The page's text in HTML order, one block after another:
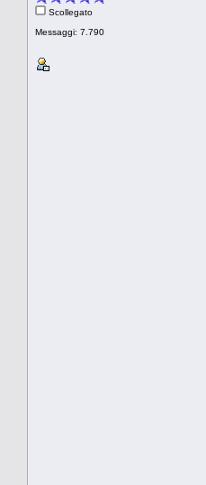
Scollegato
Messaggi: 7.790